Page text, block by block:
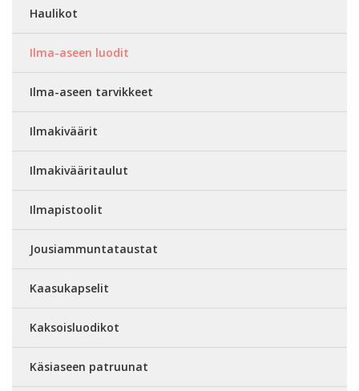
Haulikot
Ilma-aseen luodit
Ilma-aseen tarvikkeet
Ilmakiväärit
Ilmakivääritaulut
Ilmapistoolit
Jousiammuntataustat
Kaasukapselit
Kaksoisluodikot
Käsiaseen patruunat